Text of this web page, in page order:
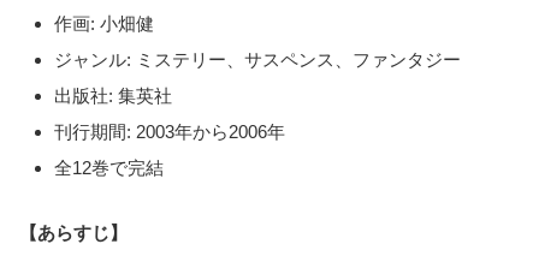
作画: 小畑健
ジャンル: ミステリー、サスペンス、ファンタジー
出版社: 集英社
刊行期間: 2003年から2006年
全12巻で完結
【あらすじ】